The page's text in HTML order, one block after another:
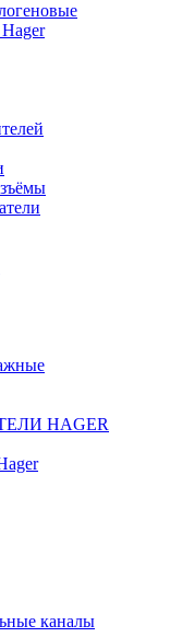
HAGER
каналы